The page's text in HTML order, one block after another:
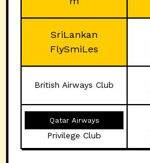
SriLankan
FlySmiLes
British Airways Club
Qatar Airways
Privilege Club